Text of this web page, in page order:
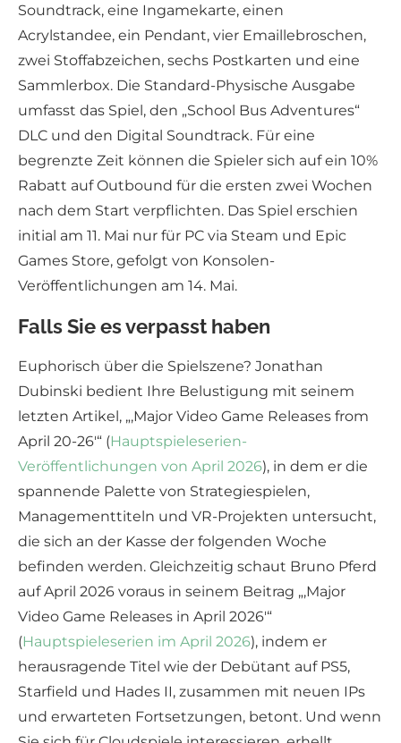
Soundtrack, eine Ingamekarte, einen
Acrylstandee, ein Pendant, vier Emaillebroschen,
zwei Stoffabzeichen, sechs Postkarten und eine
Sammlerbox. Die Standard-Physische Ausgabe
umfasst das Spiel, den „School Bus Adventures“
DLC und den Digital Soundtrack. Für eine
begrenzte Zeit können die Spieler sich auf ein 10%
Rabatt auf Outbound für die ersten zwei Wochen
nach dem Start verpflichten. Das Spiel erschien
initial am 11. Mai nur für PC via Steam und Epic
Games Store, gefolgt von Konsolen-
Veröffentlichungen am 14. Mai.
Falls Sie es verpasst haben
Euphorisch über die Spielszene? Jonathan
Dubinski bedient Ihre Belustigung mit seinem
letzten Artikel, „‚Major Video Game Releases from
April 20-26′“ (Hauptspieleserien-
Veröffentlichungen von April 2026), in dem er die
spannende Palette von Strategiespielen,
Managementtiteln und VR-Projekten untersucht,
die sich an der Kasse der folgenden Woche
befinden werden. Gleichzeitig schaut Bruno Pferd
auf April 2026 voraus in seinem Beitrag „‚Major
Video Game Releases in April 2026′“
(Hauptspieleserien im April 2026), indem er
herausragende Titel wie der Debütant auf PS5,
Starfield und Hades II, zusammen mit neuen IPs
und erwarteten Fortsetzungen, betont. Und wenn